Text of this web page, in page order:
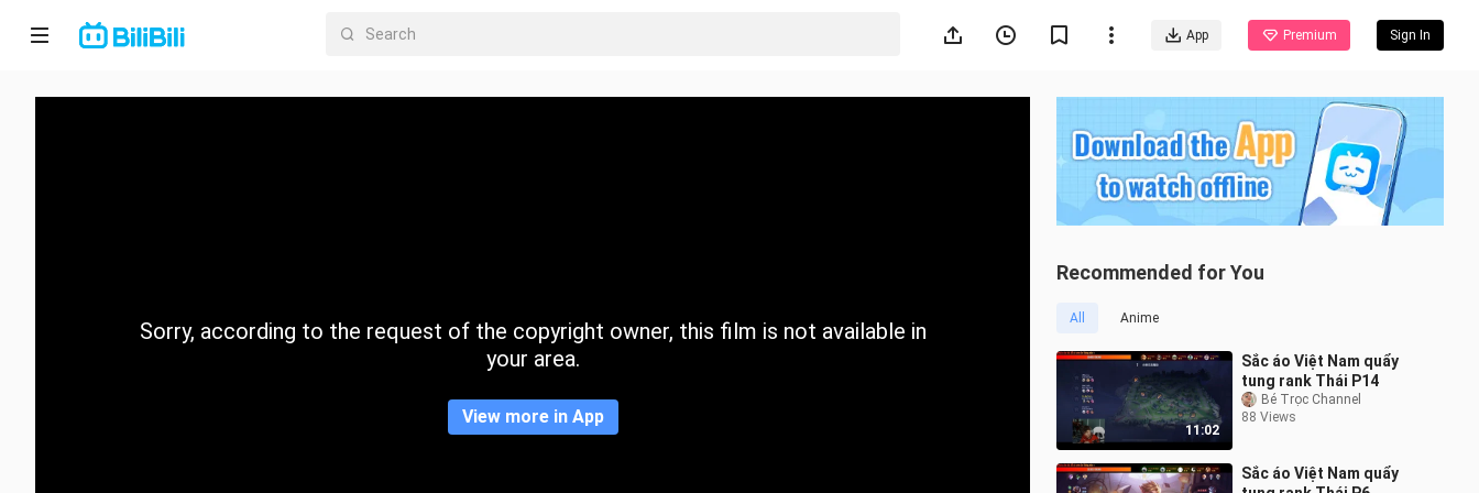
App Premium Sign In
Home
CategorySorry, according to the request of the copyright owner, this film is not available in
your area.
View more in App
Recommended for You
All Anime
11:02
Sắc áo Việt Nam quẩy
tung rank Thái P14
Bé Trọc Channel
88 Views
Sắc áo Việt Nam quẩy